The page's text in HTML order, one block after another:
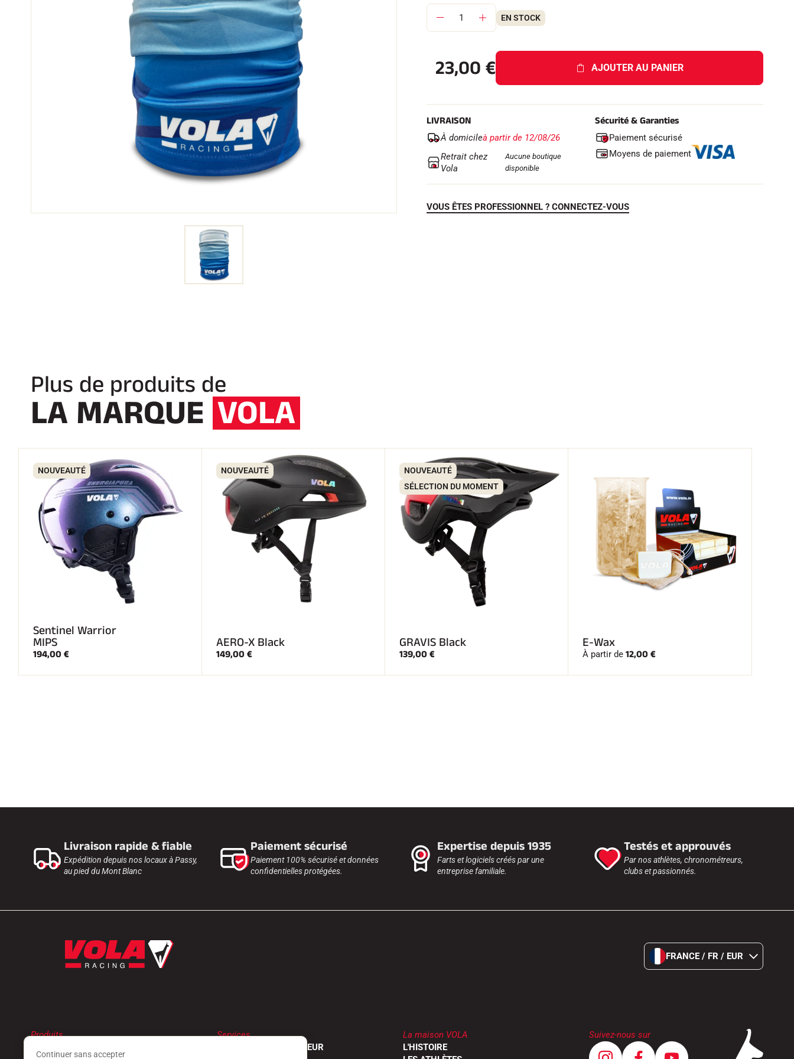
COMPÉTITION
SKI TOUT
TERRAIN SKI DE FOND
EN STOCK
23,00€ AJOUTER AU PANIER
LIVRAISON
À domicileà partir de 12/08/26
Retrait chez
Vola
Aucune boutique
disponible
Sécurité & Garanties
Paiement sécurisé
Moyens de paiement
VOUS ÊTES PROFESSIONNEL ? CONNECTEZ-VOUS
Plus de produits de
LA MARQUE VOLA
NOUVEAUTÉ
Sentinel Warrior
MIPS
194,00 €
NOUVEAUTÉ
AERO-X Black
149,00 €
NOUVEAUTÉ
SÉLECTION DU MOMENT
GRAVIS Black
139,00 €
E-Wax
À partir de 12,00 €
Livraison rapide & fiable
Expédition depuis nos locaux à Passy,
au pied du Mont Blanc
Paiement sécurisé
Paiement 100% sécurisé et données
confidentielles protégées.
Expertise depuis 1935
Farts et logiciels créés par une
entreprise familiale.
Testés et approuvés
Par nos athlètes, chronométreurs,
clubs et passionnés.
FRANCE / FR / EUR
Produits
Services
TROUVER UN REVENDEUR
La maison VOLA
L'HISTOIRE
Suivez-nous sur
Continuer sans accepter